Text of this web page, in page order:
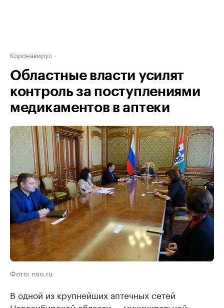
Коронавирус
Областные власти усилят
контроль за поступлениями
медикаментов в аптеки
Фото: nso.ru
В одной из крупнейших аптечных сетей